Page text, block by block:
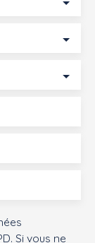
Si vous ne